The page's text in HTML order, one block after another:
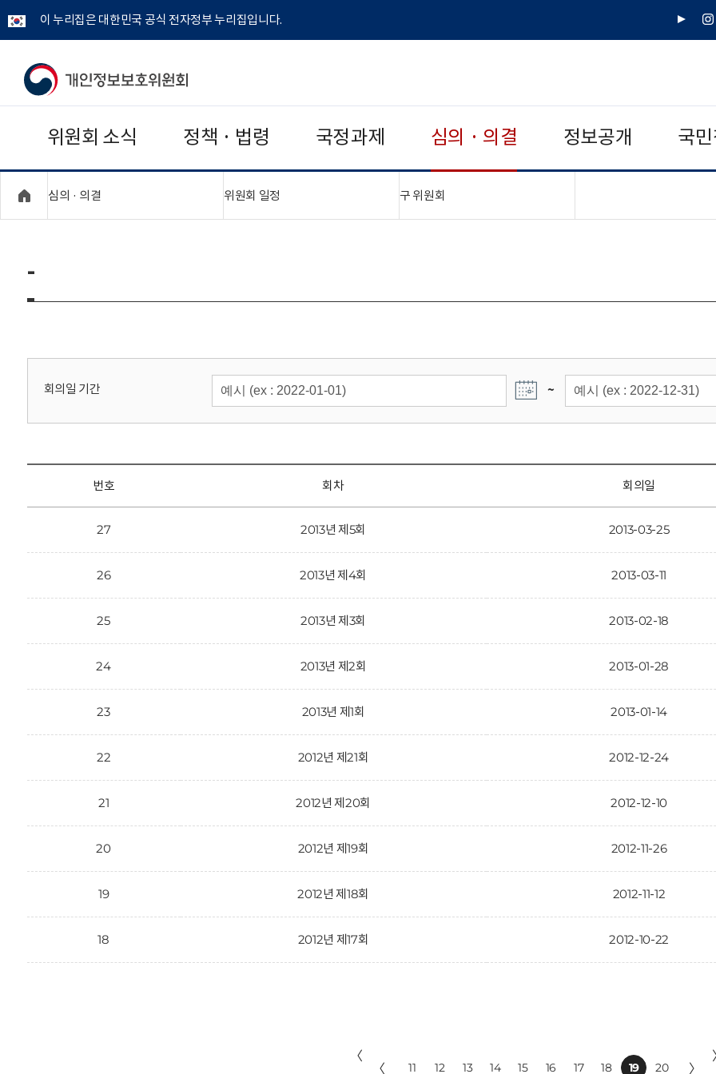
이 누리집은 대한민국 공식 전자정부 누리집입니다.
유
인
개
보
보
위
회
위원회 소식 정책 · 법령 국정과제 심의 · 의결 정보공개 국
심의 · 의결 위원회 일정 구 위원회
-
회의일 기간 ~
번호 회차 회의일
27 2013년 제5회 2013-03-25
26 2013년 제4회 2013-03-11
25 2013년 제3회 2013-02-18
24 2013년 제2회 2013-01-28
23 2013년 제1회 2013-01-14
22 2012년 제21회 2012-12-24
21 2012년 제20회 2012-12-10
20 2012년 제19회 2012-11-26
19 2012년 제18회 2012-11-12
18 2012년 제17회 2012-10-22
〈
〈 11 12 13 14 15 16 17 18 19 20 〉